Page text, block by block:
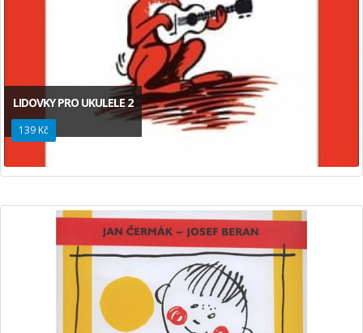
LIDOVKY PRO UKULELE 2
139 Kč